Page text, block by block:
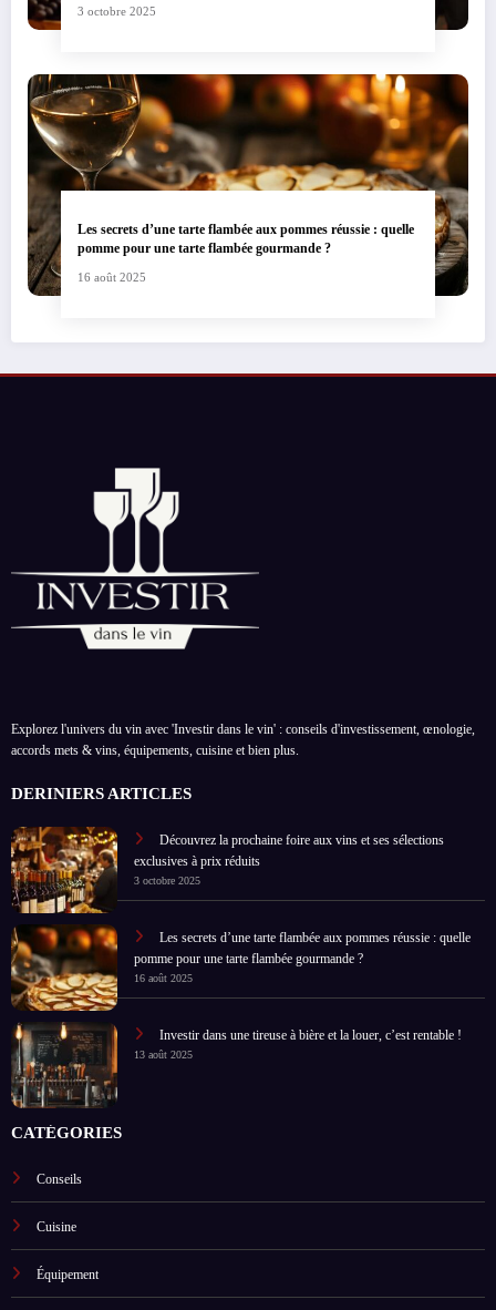
3 octobre 2025
Les secrets d’une tarte flambée aux pommes réussie : quelle
pomme pour une tarte flambée gourmande ?
16 août 2025
Explorez l'univers du vin avec 'Investir dans le vin' : conseils d'investissement, œnologie,
accords mets & vins, équipements, cuisine et bien plus.
DERINIERS ARTICLES
Découvrez la prochaine foire aux vins et ses sélections
exclusives à prix réduits
3 octobre 2025
Les secrets d’une tarte flambée aux pommes réussie : quelle
pomme pour une tarte flambée gourmande ?
16 août 2025
Investir dans une tireuse à bière et la louer, c’est rentable !
13 août 2025
CATÉGORIES
Conseils
Cuisine
Équipement